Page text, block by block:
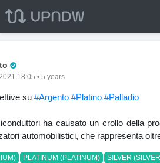
18:05 • 5 years
su #Argento #Platino #Palladio
ha causato un crollo della
automobilistici, che rappresenta
PLATINUM (PLATINUM) SILVER